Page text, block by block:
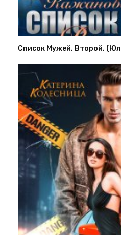
Список Мужей. Второй.